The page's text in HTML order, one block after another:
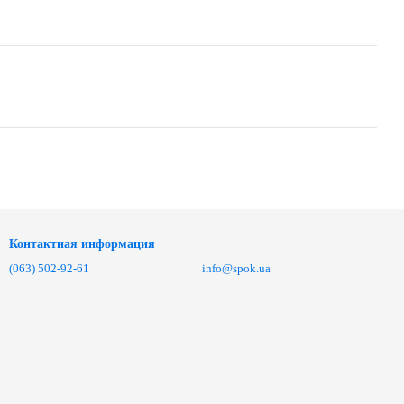
Контактная информация
(063) 502-92-61
info@spok.ua